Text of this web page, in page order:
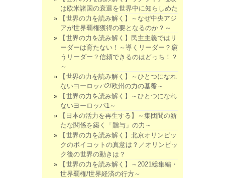
は欧米諸国の衰退を世界中に知らしめた
【世界の力を読み解く】～なぜ中央アジ
アが世界覇権獲得の要となるのか？～
【世界の力を読み解く】民主主義ではリ
ーダーは育たない！～導くリーダー？窺
うリーダー？信頼できるのはどっち！？
～
【世界の力を読み解く】～ひとつになれ
ないヨーロッパ2/欧州の力の基盤～
【世界の力を読み解く】～ひとつになれ
ないヨーロッパ1～
【日本の活力を再生する】～集団間の新
たな関係を築く「贈与」の力～
【世界の力を読み解く】北京オリンピッ
クのボイコットの真意は？／オリンピッ
ク後の世界の動きは？
【世界の力を読み解く】～2021総集編・
世界覇権/世界経済の行方～